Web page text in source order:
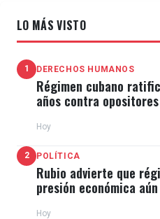
LO MÁS VISTO
1 DERECHOS HUMANOS
Régimen cubano
años contra opositores
Hoy
2 POLÍTICA
Rubio advierte que
presión económica
Hoy